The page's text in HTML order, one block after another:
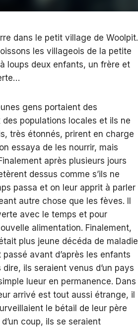
dans le petit village de Woolpit.
les villageois de la petite
loups deux enfants, un frère et
gens portaient des
populations locales et ils ne
très étonnés, prirent en charge
essaya de les nourrir, mais
après plusieurs jours
dessus comme s’ils ne
passa et on leur apprit à parler
autre chose que les fèves. Il
avec le temps et pour
alimentation. Finalement,
plus jeune décéda de maladie
passé avant d’après les enfants
ils seraient venus d’un pays
lueur en permanence. Dans
arrivé est tout aussi étrange, il
le bétail de leur père
coup, ils se seraient